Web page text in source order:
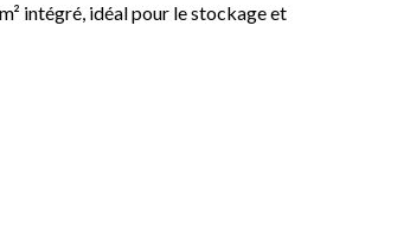
m² intégré, idéal pour le stockage et